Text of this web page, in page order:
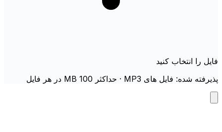
فایل را انتخاب کنید
پذیرفته شده: فایل های MP3 · حداکثر 100 MB در هر فایل